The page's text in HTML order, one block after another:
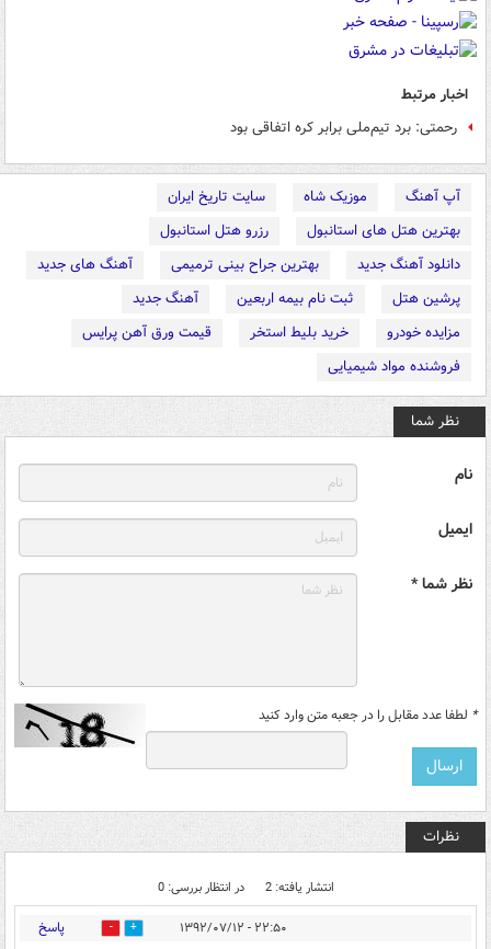
اخبار مرتبط
رحمتی: برد تیم‌ملی برابر کره‌ اتفاقی بود
آپ آهنگ موزیک شاه
سایت تاریخ ایران
بهترین هتل های استانبول
رزرو هتل استانبول
دانلود آهنگ جدید
بهترین جراح بینی ترمیمی
آهنگ های جدید
پرشین هتل
ثبت نام بیمه اربعین
آهنگ جدید
مزایده خودرو
خرید بلیط استخر
قیمت ورق آهن پرایس
فروشنده مواد شیمیایی
نظر شما
نام
ایمیل
نظر شما *
* لطفا عدد مقابل را در جعبه متن وارد کنید
نظرات
انتشار یافته: 2 در انتظار بررسی: 0
۲۲:۵۰ - ۱۳۹۲/۰۷/۱۲ 0 پاسخ